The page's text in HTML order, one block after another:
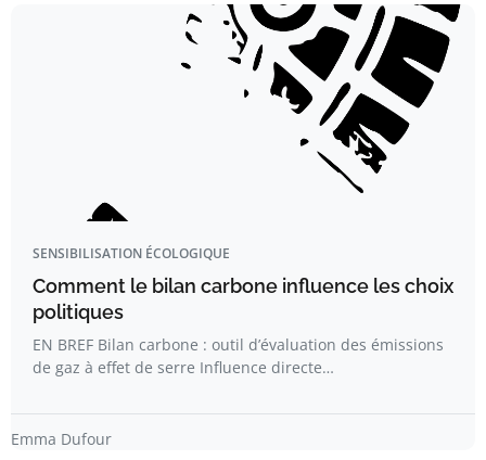
SENSIBILISATION ÉCOLOGIQUE
Comment le bilan carbone influence les choix
politiques
EN BREF Bilan carbone : outil d’évaluation des émissions
de gaz à effet de serre Influence directe…
Emma Dufour